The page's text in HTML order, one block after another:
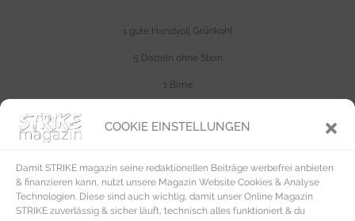
COOKIE EINSTELLUNGEN
Damit STRIKE magazin seine redaktionellen Beiträge werbefrei anbieten
& finanzieren kann, nutzt unsere Magazin Website Cookies & Analyse
Technologien. Diese sind auch wichtig, damit unser Online Magazin
STRIKE zuverlässig & sicher läuft, technisch alles funktioniert & du
1 gute Handvoll Grünkohl
5 Datteln ohne Stein
1 Birne
2 Bananen
750ml naturtrüber Apfelsaft